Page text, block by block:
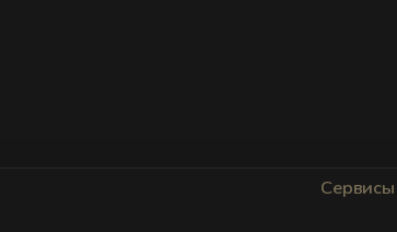
Сервисы